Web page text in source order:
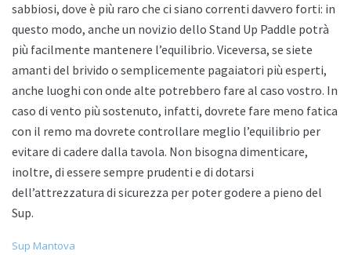
sabbiosi, dove è più raro che ci siano correnti davvero forti: in
questo modo, anche un novizio dello Stand Up Paddle potrà
più facilmente mantenere l’equilibrio. Viceversa, se siete
amanti del brivido o semplicemente pagaiatori più esperti,
anche luoghi con onde alte potrebbero fare al caso vostro. In
caso di vento più sostenuto, infatti, dovrete fare meno fatica
con il remo ma dovrete controllare meglio l’equilibrio per
evitare di cadere dalla tavola. Non bisogna dimenticare,
inoltre, di essere sempre prudenti e di dotarsi
dell’attrezzatura di sicurezza per poter godere a pieno del
Sup.
C
Sup Mantova